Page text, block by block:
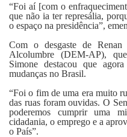
“Foi aí [com o
que não ia ter represália,
o espaço na presidência”,
Com o desgaste de
Alcolumbre (DEM-AP),
Simone destacou que
mudanças no Brasil.
“Foi o fim de uma era muito
das ruas foram ouvidas. O
poderemos cumprir uma
cidadania, o emprego e a
o País”.